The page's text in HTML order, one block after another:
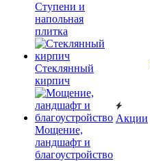
Ступени и
напольная
плитка
Cтеклянный
кирпич
Мощение,
ландшафт и
благоустройство
Акции